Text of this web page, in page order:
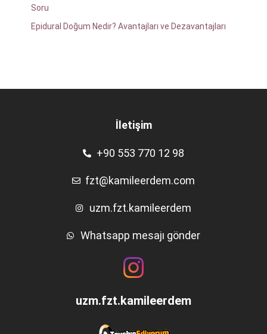
Soru
Epidural Doğum Nedir? Avantajları ve Dezavantajları
İletişim
+90 553 770 12 98
fzt@kamileerdem.com
uzm.fzt.kamileerdem
Whatsapp mesajı gönder
uzm.fzt.kamileerdem